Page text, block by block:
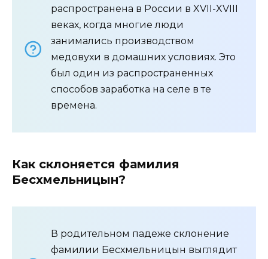
распространена в России в XVII-XVIII
веках, когда многие люди
занимались производством
медовухи в домашних условиях. Это
был один из распространенных
способов заработка на селе в те
времена.
Как склоняется фамилия
Бесхмельницын?
В родительном падеже склонение
фамилии Бесхмельницын выглядит